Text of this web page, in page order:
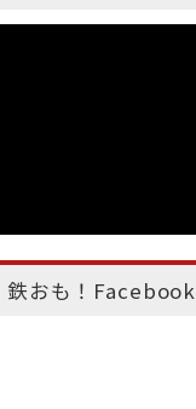
鉄おも！Facebook